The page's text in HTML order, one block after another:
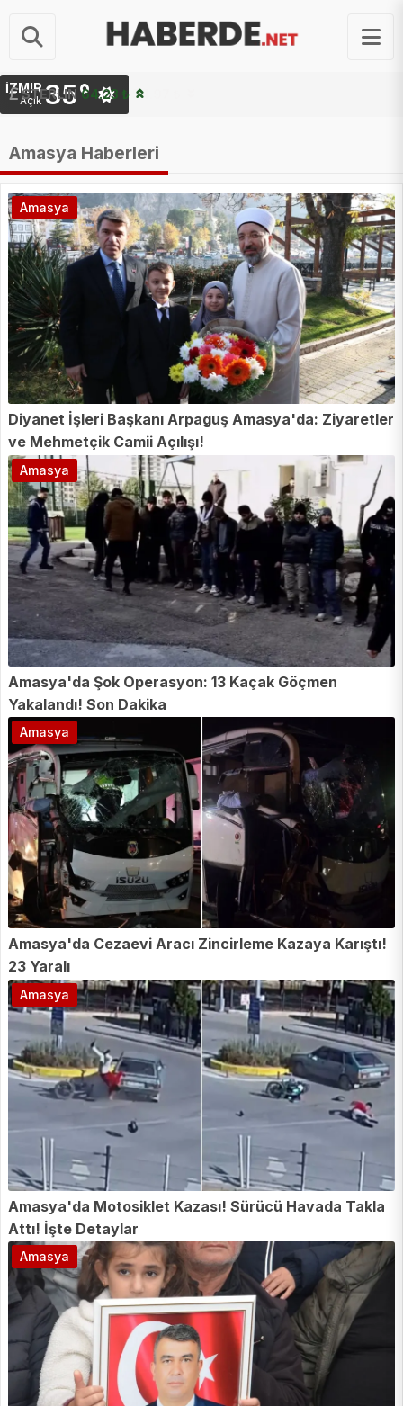
STERLIN 64.23 ₺
İZMIR
Açık35°
Amasya Haberleri
Diyanet İşleri Başkanı Arpaguş Amasya'da: Ziyaretler
ve Mehmetçik Camii Açılışı!
Amasya
Amasya'da Şok Operasyon: 13 Kaçak Göçmen
Yakalandı! Son Dakika
Amasya
Amasya'da Cezaevi Aracı Zincirleme Kazaya Karıştı!
23 Yaralı
Amasya
Amasya'da Motosiklet Kazası! Sürücü Havada Takla
Attı! İşte Detaylar
Amasya
Amasya